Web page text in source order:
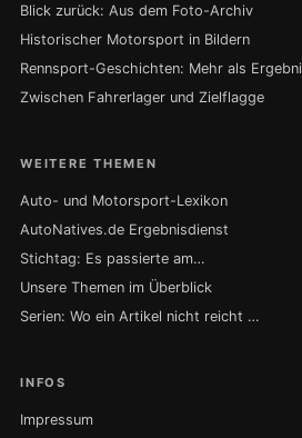
Blick zurück: Aus dem Foto-Archiv
Historischer Motorsport in Bildern
Rennsport-Geschichten: Mehr als
Zwischen Fahrerlager und Zielflagge
WEITERE THEMEN
Auto- und Motorsport-Lexikon
AutoNatives.de Ergebnisdienst
Stichtag: Es passierte am…
Unsere Themen im Überblick
Serien: Wo ein Artikel nicht reicht …
INFOS
Impressum